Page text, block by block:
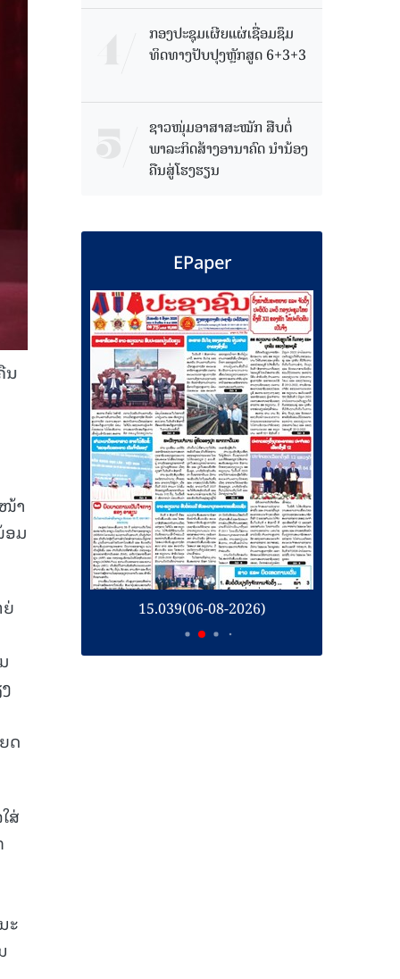
ນ
າ
ມ
ດ
ສ່
ະ
ກອງປະຊຸມເຜີຍແຜ່ເຊື່ອມຊຶມ
ທິດທາງປັບປຸງຫຼັກສູດ 6+3+3
ຊາວໜຸ່ມອາສາສະໝັກ ສືບຕໍ່
ພາລະກິດສ້າງອານາຄົດ ນໍານ້ອງ
ຄືນສູ່ໂຮງຮຽນ
EPaper
15.039(06-08-2026)